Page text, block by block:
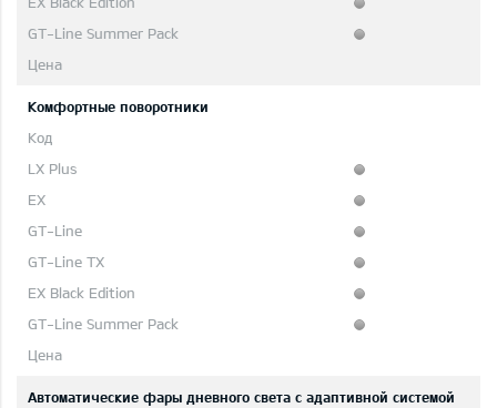
Комфортные поворотники
Автоматические фары дневного света с адаптивной системой